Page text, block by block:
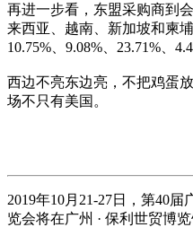
再进一步看，东盟采购商到
来西亚、越南、新加坡和柬
10.75%、9.08%、23.71%、
西边不亮东边亮，不把鸡蛋
场不只有美国。
2019年10月21-27日，第40
览会将在广州 · 保利世贸博览